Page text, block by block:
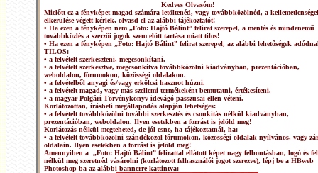
Kedves Olvasóm!
Mielőtt ez a fényképet magad számára letöltenéd, vagy továbbközölnéd, a
elkerülése végett kérlek, olvasd el az alábbi tájékoztatót!
• Ha ezen a fényképen nem „Foto: Hajtó Bálint” felirat szerepel, a mentés és mindenemű
továbbközlés a szerzői jogok szem előtt tartása miatt tilos!
• Ha ezen a fényképen „Foto: Hajtó Bálint” felirat szerepel, az alábbi lehetőségek
TILOS:
• a felvételt szerkeszteni, megcsonkítani.
• a felvételt szerkesztve, megcsonkítva továbbközölni kiadványban, prezentációban,
weboldalon, fórumokon, közösségi oldalakon.
• a felvételből anyagi és/vagy erkölcsi hasznot húzni.
• a felvételt magad, vagy más szellemi termékeként bemutatni, értékesíteni.
• a magyar Polgári Törvénykönyv idevágó passzusai ellen véteni.
Korlátozottan, írásbeli megállapodás alapján lehetséges:
• a felvételt továbbközölni további szerkesztés és csonkítás nélkül kiadványban,
prezentációban, weboldalon. Ilyen esetekben a forrást is jelöld meg!
Korlátozás nélkül megteheted, de jól esne, ha tájékoztatnál, ha:
• a felvételt továbbközölni szándékozol fórumokon, közösségi oldalak nyílvános, vagy
oldalain. Ilyen esetekben a forrást is jelöld meg!
Amennyiben a „Foto: Hajtó Bálint” felirattal ellátott képet nagy felbontásban, logó és
nélkül meg szeretnéd vásárolni (korlátozott felhasználói jogot szerezve), lépj be a HBweb
Photoshop-ba az alábbi bannerre kattintva: